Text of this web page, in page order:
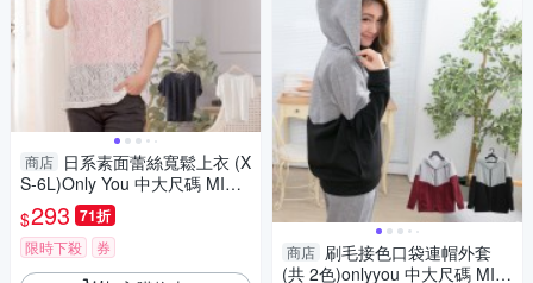
商店 日系素面蕾絲寬鬆上衣 (X
S-6L)Only You 中大尺碼 MIT
台灣製 【A3326】
$293 71折
限時下殺 券 商店 刷毛接色口袋連帽外套
(共 2色)onlyyou 中大尺碼 MIT